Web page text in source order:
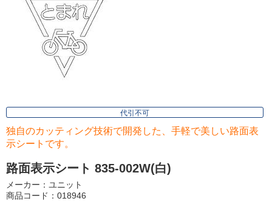
代引不可
独自のカッティング技術で開発した、手軽で美しい路面表
示シートです。
路面表示シート 835-002W(白)
メーカー：ユニット
商品コード：018946